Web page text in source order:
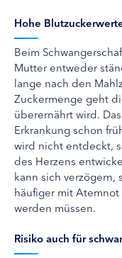
Hohe
Beim
Mutter entweder
lange nach den
Zuckermenge geht
überernährt wird.
Erkrankung schon
wird nicht entdeckt,
des Herzens
kann sich verzögern,
häufiger mit
werden müssen.
Risiko auch für